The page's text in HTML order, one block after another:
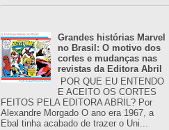
Grandes histórias Marvel
no Brasil: O motivo dos
cortes e mudanças nas
revistas da Editora Abril
POR QUE EU ENTENDO
E ACEITO OS CORTES
FEITOS PELA EDITORA ABRIL? Por
Alexandre Morgado O ano era 1967, a
Ebal tinha acabado de trazer o Uni...